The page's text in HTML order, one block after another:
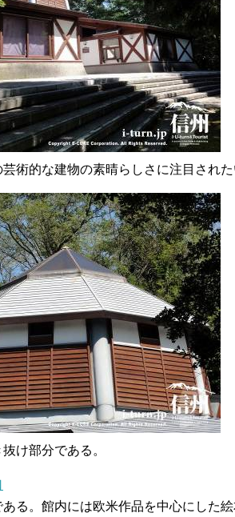
術的な建物の素晴らしさに注目され
け部分である。
る。館内には欧米作品を中心にした